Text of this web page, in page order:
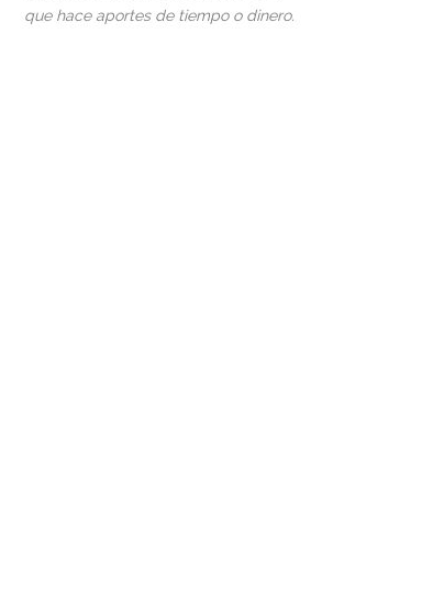
que hace aportes de tiempo o dinero.